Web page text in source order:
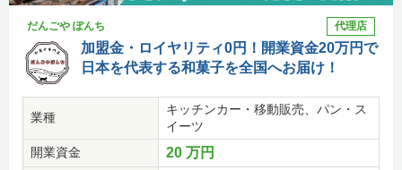
だんごや ぽんち 代理店
加盟金・ロイヤリティ0円！開業資金20万円で
日本を代表する和菓子を全国へお届け！
業種
キッチンカー・移動販売、パン・ス
イーツ
開業資金
20 万円